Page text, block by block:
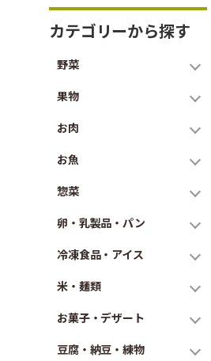
カテゴリーから探す
野菜
果物
お肉
お魚
惣菜
卵・乳製品・パン
冷凍食品・アイス
米・麺類
お菓子・デザート
豆腐・納豆・練物